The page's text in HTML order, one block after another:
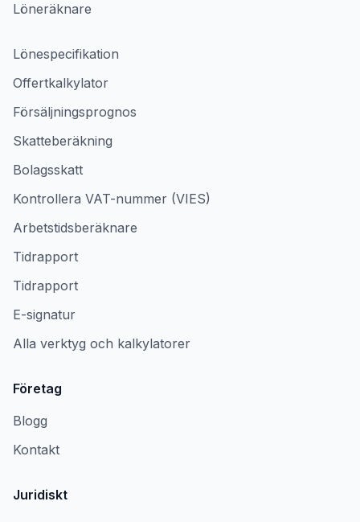
Löneräknare
Lönespecifikation
Offertkalkylator
Försäljningsprognos
Skatteberäkning
Bolagsskatt
Kontrollera VAT-nummer (VIES)
Arbetstidsberäknare
Tidrapport
Tidrapport
E-signatur
Alla verktyg och kalkylatorer
Företag
Blogg
Kontakt
Juridiskt